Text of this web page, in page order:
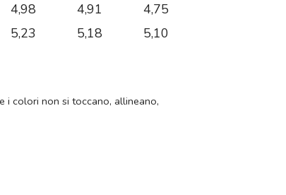
4,98 4,91
4,75
5,23 5,18 5,10
i colori non si toccano, allineano,